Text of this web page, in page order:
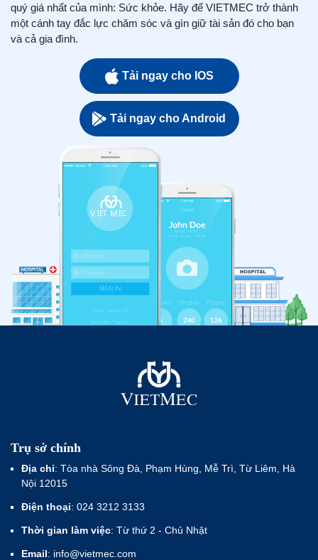
quý giá nhất của mình: Sức khỏe. Hãy để VIETMEC trở thành
một cánh tay đắc lực chăm sóc và gìn giữ tài sản đó cho bạn
và cả gia đình.
Tải ngay cho IOS
Tải ngay cho Android
Trụ sở chính
Địa chỉ: Tòa nhà Sông Đà, Phạm Hùng, Mễ Trì, Từ Liêm, Hà
Nội 12015
Điện thoại: 024 3212 3133
Thời gian làm việc: Từ thứ 2 - Chủ Nhật
Email: info@vietmec.com